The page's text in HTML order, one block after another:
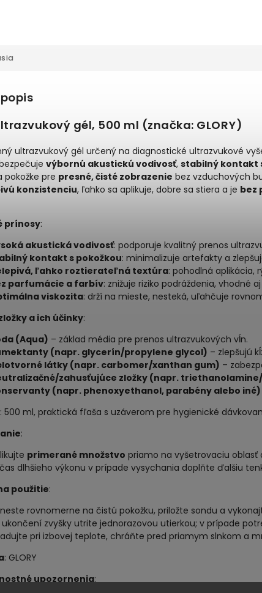
gél, 500 ml (značka: GLORY)
ultrazvukový gél určený na diagnostické ultrazvukové
výbornú akustickú vodivosť, stabilný kontakt
pokožke pre presné, čisté zobrazenie bez vzduchových
konzistenciu, ľahko sa aplikuje, dobre sa stiera a je bez
prínosy:
akustická vodivosť: podporuje kvalitný prenos
kontakt s pokožkou: minimalizuje artefakty a
ľahko roztierateľná textúra: pohodlná aplikácia,
parfumácie a farbív: znižuje riziko podráždenia, vhodné
viskozita: drží na mieste, nesteká, uľahčuje
a ich účinky:
(Aqua) – základ média pre prenos ultrazvukových vĺn.
(napr. glycerín/propylene glycol) – zlepšujú
látky (napr. carbomer/xanthan gum) –
zahusťujúce zložky (napr. triethanolamine/
(napr. phenoxyethanol, parabény alebo iné)
: 500 ml, praktická fľaša s uzáverom pre hygienické
:
primerané množstvo priamo na vyšetrovaciu oblasť
dlhšieho výkonu v prípade vysychania doplňte ďalšiu
použitie:
rovnomerne na čistú pokožku, priložte sondu a
ukončení zvyšky utrite jednorazovou utierkou; v prípade
pri izbovej teplote, chráňte pred priamym slnkom a
: GLORY
upozornenia: